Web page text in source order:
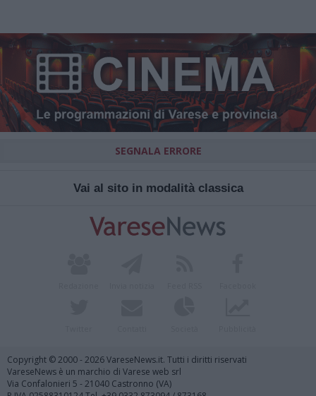
SEGNALA ERRORE
Vai al sito in modalità classica
Copyright © 2000 - 2026 VareseNews.it. Tutti i diritti riservati
VareseNews è un marchio di Varese web srl
Via Confalonieri 5 - 21040 Castronno (VA)